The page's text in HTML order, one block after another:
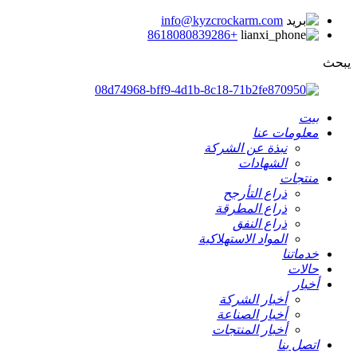
info@kyzcrockarm.com
+8618080839286
يبحث
بيت
معلومات عنا
نبذة عن الشركة
الشهادات
منتجات
ذراع التأرجح
ذراع المطرقة
ذراع النفق
المواد الاستهلاكية
خدماتنا
حالات
أخبار
أخبار الشركة
أخبار الصناعة
أخبار المنتجات
اتصل بنا